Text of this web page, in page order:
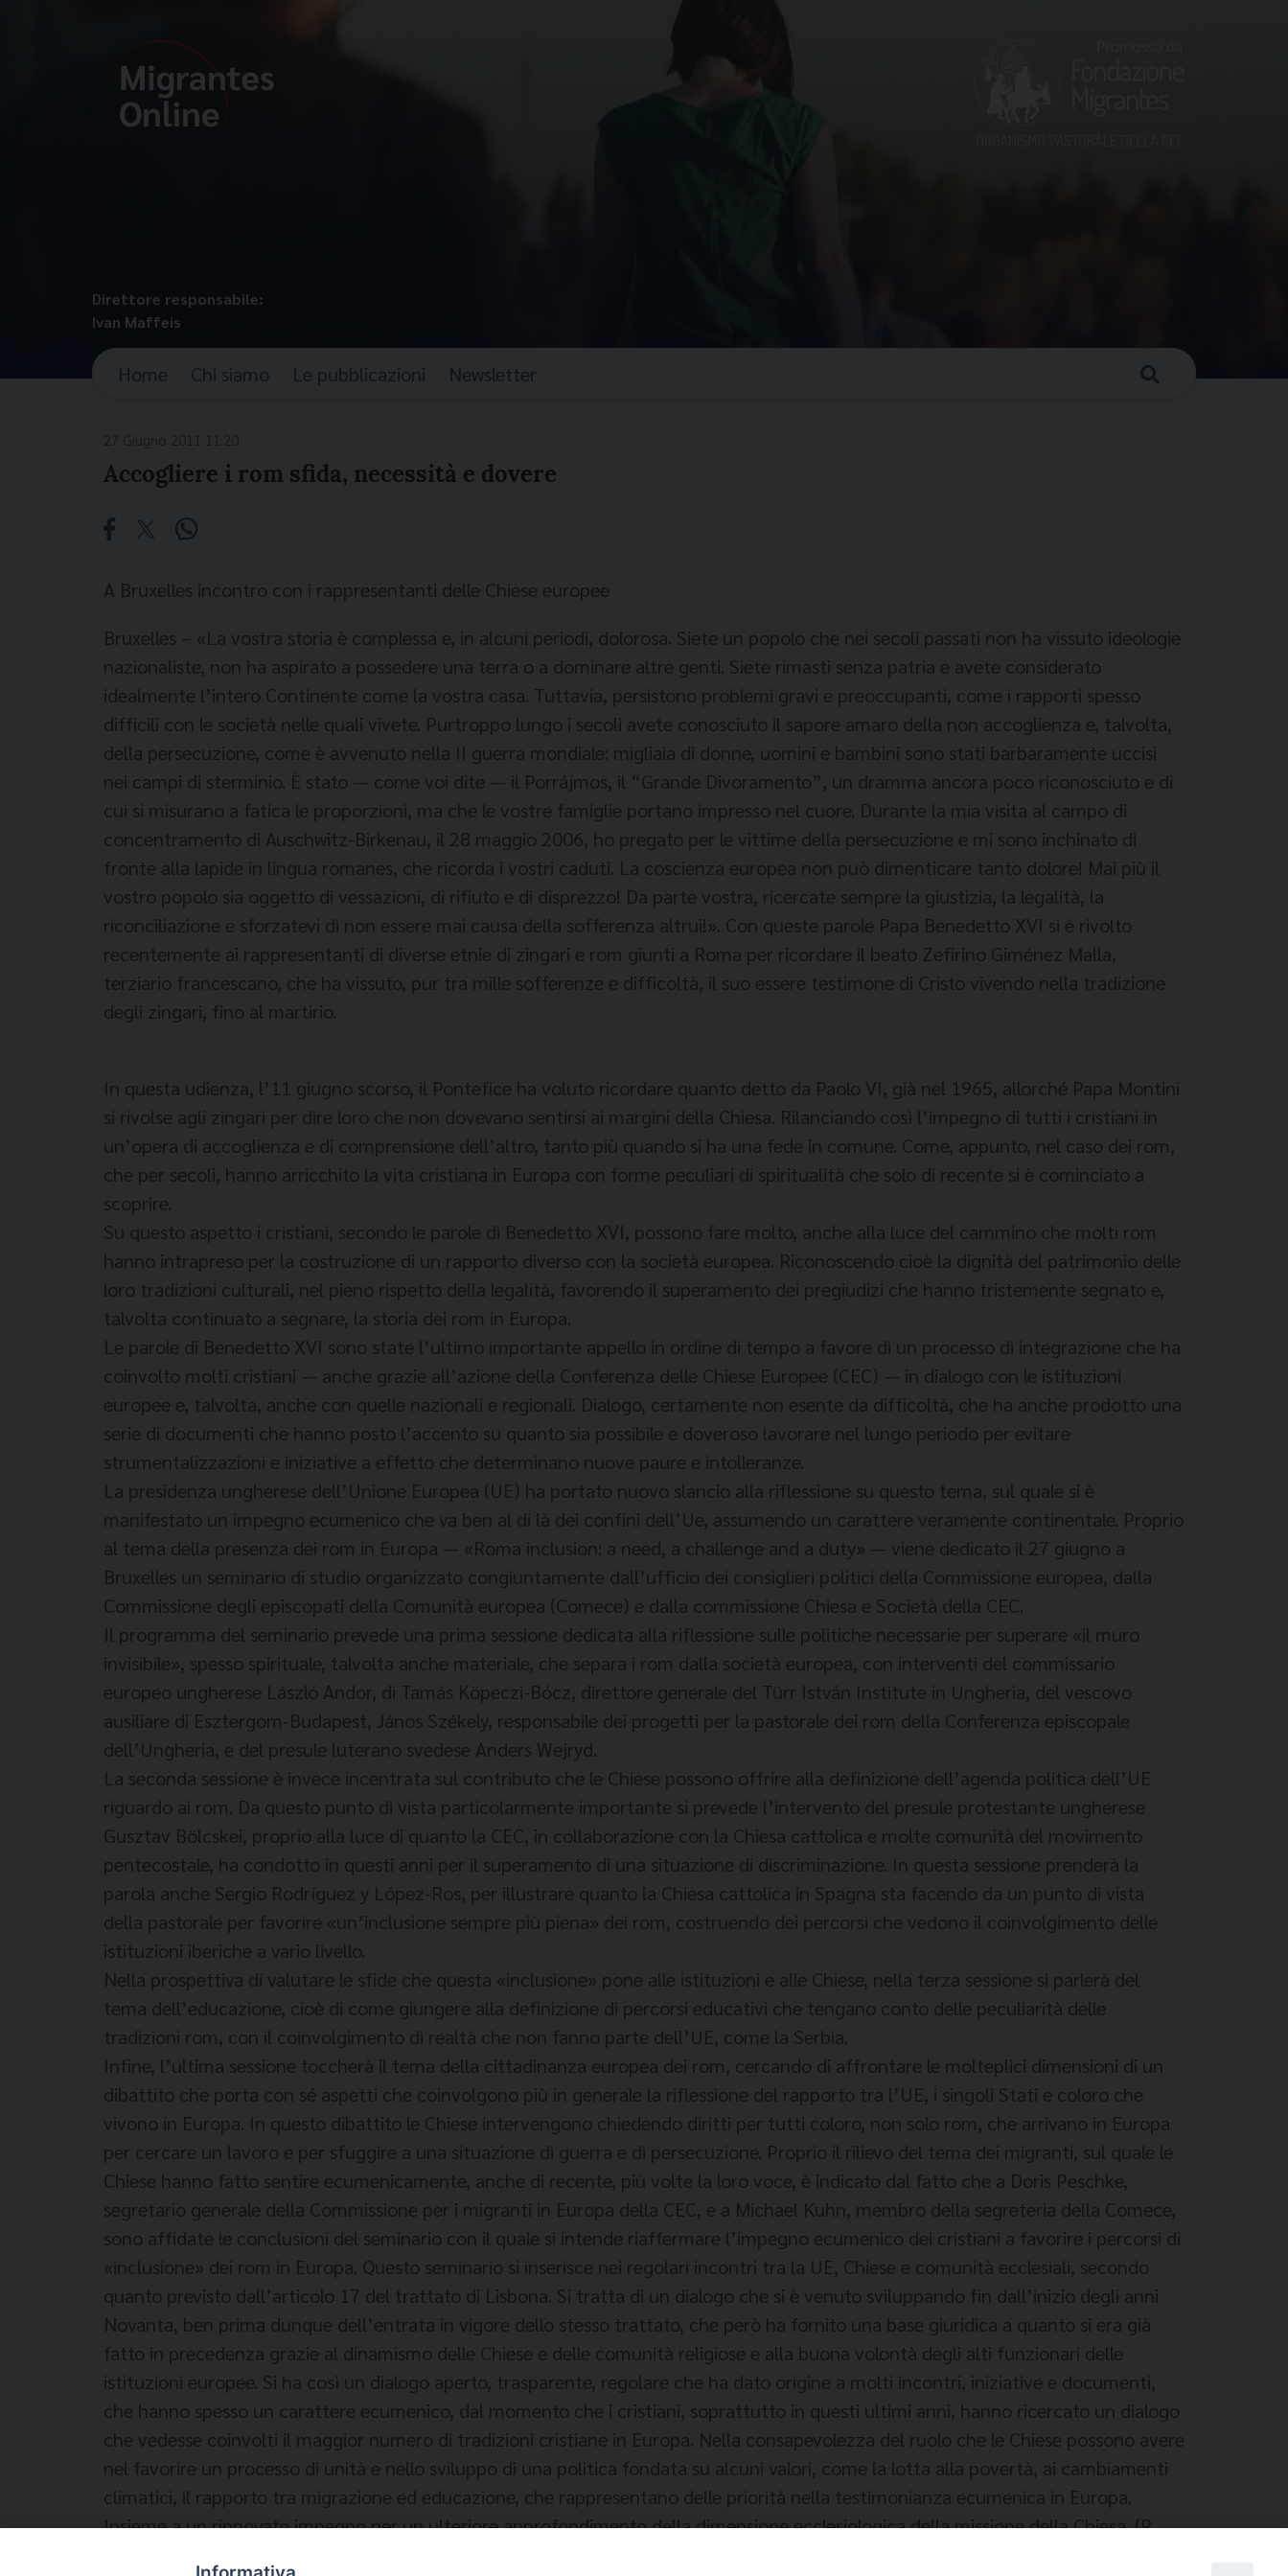
Direttore responsabile:
Ivan Maffeis
Home Chi siamo Le pubblicazioni Newsletter
Accogliere i rom sfida, necessità e dovere
A Bruxelles incontro con i rappresentanti delle Chiese europee
Bruxelles – «La vostra storia è complessa e, in alcuni periodi, dolorosa. Siete un popolo che nei secoli passati non ha vissuto ideologie
nazionaliste, non ha aspirato a possedere una terra o a dominare altre genti. Siete rimasti senza patria e avete considerato
idealmente l’intero Continente come la vostra casa. Tuttavia, persistono problemi gravi e preoccupanti, come i rapporti spesso
difficili con le società nelle quali vivete. Purtroppo lungo i secoli avete conosciuto il sapore amaro della non accoglienza e, talvolta,
della persecuzione, come è avvenuto nella II guerra mondiale: migliaia di donne, uomini e bambini sono stati barbaramente uccisi
nei campi di sterminio. È stato — come voi dite — il Porrájmos, il “Grande Divoramento”, un dramma ancora poco riconosciuto e di
cui si misurano a fatica le proporzioni, ma che le vostre famiglie portano impresso nel cuore. Durante la mia visita al campo di
concentramento di Auschwitz-Birkenau, il 28 maggio 2006, ho pregato per le vittime della persecuzione e mi sono inchinato di
fronte alla lapide in lingua romanes, che ricorda i vostri caduti. La coscienza europea non può dimenticare tanto dolore! Mai più il
vostro popolo sia oggetto di vessazioni, di rifiuto e di disprezzo! Da parte vostra, ricercate sempre la giustizia, la legalità, la
riconciliazione e sforzatevi di non essere mai causa della sofferenza altrui!». Con queste parole Papa Benedetto XVI si è rivolto
recentemente ai rappresentanti di diverse etnie di zingari e rom giunti a Roma per ricordare il beato Zefirino Giménez Malla,
terziario francescano, che ha vissuto, pur tra mille sofferenze e difficoltà, il suo essere testimone di Cristo vivendo nella tradizione
degli zingari, fino al martirio.
In questa udienza, l’11 giugno scorso, il Pontefice ha voluto ricordare quanto detto da Paolo VI, già nel 1965, allorché Papa Montini
si rivolse agli zingari per dire loro che non dovevano sentirsi ai margini della Chiesa. Rilanciando così l’impegno di tutti i cristiani in
un’opera di accoglienza e di comprensione dell’altro, tanto più quando si ha una fede in comune. Come, appunto, nel caso dei rom,
che per secoli, hanno arricchito la vita cristiana in Europa con forme peculiari di spiritualità che solo di recente si è cominciato a
scoprire.
Su questo aspetto i cristiani, secondo le parole di Benedetto XVI, possono fare molto, anche alla luce del cammino che molti rom
hanno intrapreso per la costruzione di un rapporto diverso con la società europea. Riconoscendo cioè la dignità del patrimonio delle
loro tradizioni culturali, nel pieno rispetto della legalità, favorendo il superamento dei pregiudizi che hanno tristemente segnato e,
talvolta continuato a segnare, la storia dei rom in Europa.
Le parole di Benedetto XVI sono state l’ultimo importante appello in ordine di tempo a favore di un processo di integrazione che ha
coinvolto molti cristiani — anche grazie all’azione della Conferenza delle Chiese Europee (CEC) — in dialogo con le istituzioni
europee e, talvolta, anche con quelle nazionali e regionali. Dialogo, certamente non esente da difficoltà, che ha anche prodotto una
serie di documenti che hanno posto l’accento su quanto sia possibile e doveroso lavorare nel lungo periodo per evitare
strumentalizzazioni e iniziative a effetto che determinano nuove paure e intolleranze.
La presidenza ungherese dell’Unione Europea (UE) ha portato nuovo slancio alla riflessione su questo tema, sul quale si è
manifestato un impegno ecumenico che va ben al di là dei confini dell’Ue, assumendo un carattere veramente continentale. Proprio
al tema della presenza dei rom in Europa — «Roma inclusion: a need, a challenge and a duty» — viene dedicato il 27 giugno a
Bruxelles un seminario di studio organizzato congiuntamente dall’ufficio dei consiglieri politici della Commissione europea, dalla
Commissione degli episcopati della Comunità europea (Comece) e dalla commissione Chiesa e Società della CEC.
Il programma del seminario prevede una prima sessione dedicata alla riflessione sulle politiche necessarie per superare «il muro
invisibile», spesso spirituale, talvolta anche materiale, che separa i rom dalla società europea, con interventi del commissario
europeo ungherese László Andor, di Tamás Köpeczi-Bócz, direttore generale del Türr István Institute in Ungheria, del vescovo
ausiliare di Esztergom-Budapest, János Székely, responsabile dei progetti per la pastorale dei rom della Conferenza episcopale
dell’Ungheria, e del presule luterano svedese Anders Wejryd.
La seconda sessione è invece incentrata sul contributo che le Chiese possono offrire alla definizione dell’agenda politica dell’UE
riguardo ai rom. Da questo punto di vista particolarmente importante si prevede l’intervento del presule protestante ungherese
Gusztav Bölcskei, proprio alla luce di quanto la CEC, in collaborazione con la Chiesa cattolica e molte comunità del movimento
pentecostale, ha condotto in questi anni per il superamento di una situazione di discriminazione. In questa sessione prenderà la
parola anche Sergio Rodríguez y López-Ros, per illustrare quanto la Chiesa cattolica in Spagna sta facendo da un punto di vista
della pastorale per favorire «un’inclusione sempre più piena» dei rom, costruendo dei percorsi che vedono il coinvolgimento delle
istituzioni iberiche a vario livello.
Nella prospettiva di valutare le sfide che questa «inclusione» pone alle istituzioni e alle Chiese, nella terza sessione si parlerà del
tema dell’educazione, cioè di come giungere alla definizione di percorsi educativi che tengano conto delle peculiarità delle
tradizioni rom, con il coinvolgimento di realtà che non fanno parte dell’UE, come la Serbia.
Infine, l’ultima sessione toccherà il tema della cittadinanza europea dei rom, cercando di affrontare le molteplici dimensioni di un
dibattito che porta con sé aspetti che coinvolgono più in generale la riflessione del rapporto tra l’UE, i singoli Stati e coloro che
vivono in Europa. In questo dibattito le Chiese intervengono chiedendo diritti per tutti coloro, non solo rom, che arrivano in Europa
per cercare un lavoro e per sfuggire a una situazione di guerra e di persecuzione. Proprio il rilievo del tema dei migranti, sul quale le
Chiese hanno fatto sentire ecumenicamente, anche di recente, più volte la loro voce, è indicato dal fatto che a Doris Peschke,
segretario generale della Commissione per i migranti in Europa della CEC, e a Michael Kuhn, membro della segreteria della Comece,
sono affidate le conclusioni del seminario con il quale si intende riaffermare l’impegno ecumenico dei cristiani a favorire i percorsi di
«inclusione» dei rom in Europa. Questo seminario si inserisce nei regolari incontri tra la UE, Chiese e comunità ecclesiali, secondo
quanto previsto dall’articolo 17 del trattato di Lisbona. Si tratta di un dialogo che si è venuto sviluppando fin dall’inizio degli anni
Novanta, ben prima dunque dell’entrata in vigore dello stesso trattato, che però ha fornito una base giuridica a quanto si era già
fatto in precedenza grazie al dinamismo delle Chiese e delle comunità religiose e alla buona volontà degli alti funzionari delle
istituzioni europee. Si ha così un dialogo aperto, trasparente, regolare che ha dato origine a molti incontri, iniziative e documenti,
che hanno spesso un carattere ecumenico, dal momento che i cristiani, soprattutto in questi ultimi anni, hanno ricercato un dialogo
che vedesse coinvolti il maggior numero di tradizioni cristiane in Europa. Nella consapevolezza del ruolo che le Chiese possono avere
nel favorire un processo di unità e nello sviluppo di una politica fondata su alcuni valori, come la lotta alla povertà, ai cambiamenti
climatici, il rapporto tra migrazione ed educazione, che rappresentano delle priorità nella testimonianza ecumenica in Europa.
Insieme a un rinnovato impegno per un ulteriore approfondimento della dimensione ecclesiologica della missione della Chiesa. (R.